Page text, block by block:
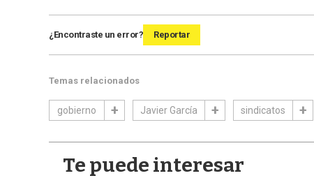
¿Encontraste un error? Reportar
Temas relacionados
gobierno Javier García sindicatos
Te puede interesar